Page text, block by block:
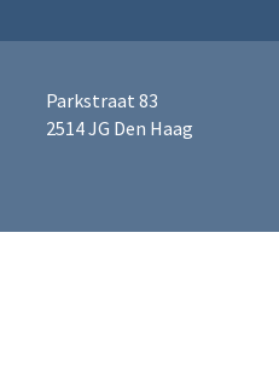
Parkstraat 83
2514 JG Den Haag